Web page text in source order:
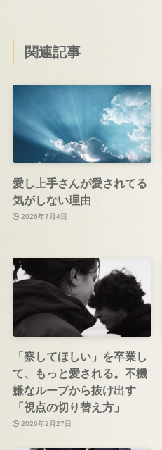
関連記事
愛し上手さんが愛されてる
気がしない理由
2026年7月4日
「察してほしい」を卒業し
て、もっと愛される。不機
嫌なループから抜け出す
「視点の切り替え方」
2026年2月27日